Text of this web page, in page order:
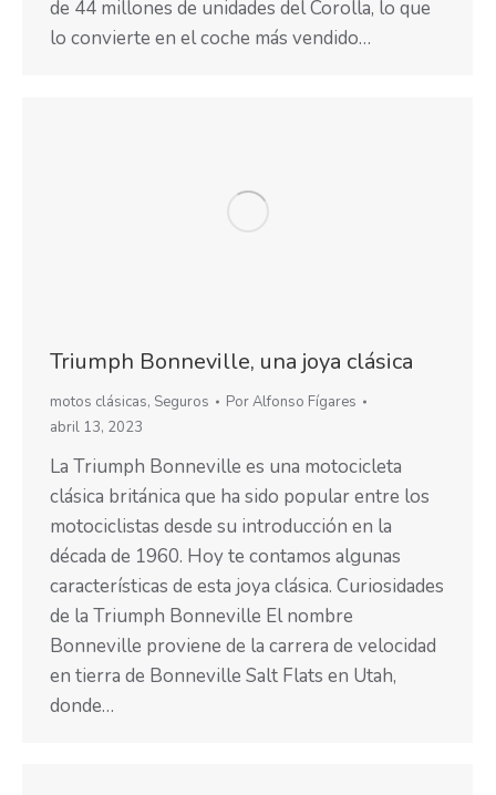
de 44 millones de unidades del Corolla, lo que
lo convierte en el coche más vendido…
Triumph Bonneville, una joya clásica
motos clásicas, Seguros PorAlfonso Fígares
abril 13, 2023
La Triumph Bonneville es una motocicleta
clásica británica que ha sido popular entre los
motociclistas desde su introducción en la
década de 1960. Hoy te contamos algunas
características de esta joya clásica. Curiosidades
de la Triumph Bonneville El nombre
Bonneville proviene de la carrera de velocidad
en tierra de Bonneville Salt Flats en Utah,
donde…